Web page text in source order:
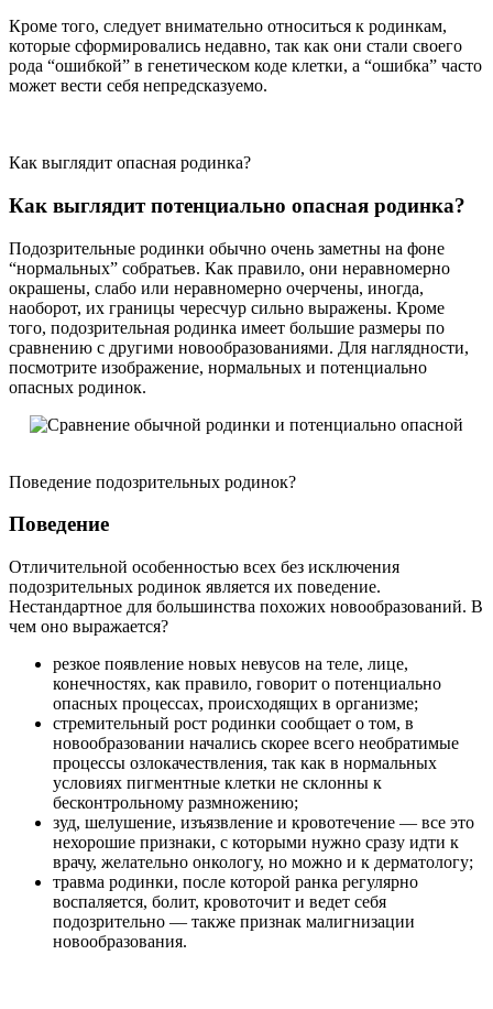
Кроме того, следует внимательно относиться к родинкам,
которые сформировались недавно, так как они стали своего
рода “ошибкой” в генетическом коде клетки, а “ошибка” часто
может вести себя непредсказуемо.
Как выглядит опасная родинка?
Как выглядит потенциально опасная родинка?
Подозрительные родинки обычно очень заметны на фоне
“нормальных” собратьев. Как правило, они неравномерно
окрашены, слабо или неравномерно очерчены, иногда,
наоборот, их границы чересчур сильно выражены. Кроме
того, подозрительная родинка имеет большие размеры по
сравнению с другими новообразованиями. Для наглядности,
посмотрите изображение, нормальных и потенциально
опасных родинок.
Поведение подозрительных родинок?
Поведение
Отличительной особенностью всех без исключения
подозрительных родинок является их поведение.
Нестандартное для большинства похожих новообразований. В
чем оно выражается?
резкое появление новых невусов на теле, лице,
конечностях, как правило, говорит о потенциально
опасных процессах, происходящих в организме;
стремительный рост родинки сообщает о том, в
новообразовании начались скорее всего необратимые
процессы озлокачествления, так как в нормальных
условиях пигментные клетки не склонны к
бесконтрольному размножению;
зуд, шелушение, изъязвление и кровотечение ― все это
нехорошие признаки, с которыми нужно сразу идти к
врачу, желательно онкологу, но можно и к дерматологу;
травма родинки, после которой ранка регулярно
воспаляется, болит, кровоточит и ведет себя
подозрительно ― также признак малигнизации
новообразования.